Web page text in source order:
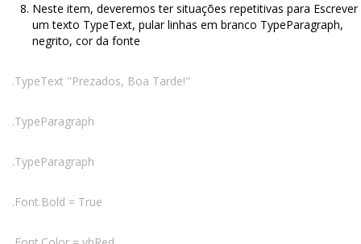
Neste item, deveremos ter situações repetitivas para Escrever
um texto TypeText, pular linhas em branco TypeParagraph,
negrito, cor da fonte
.TypeText "Prezados, Boa Tarde!"
.TypeParagraph
.TypeParagraph
.Font.Bold = True